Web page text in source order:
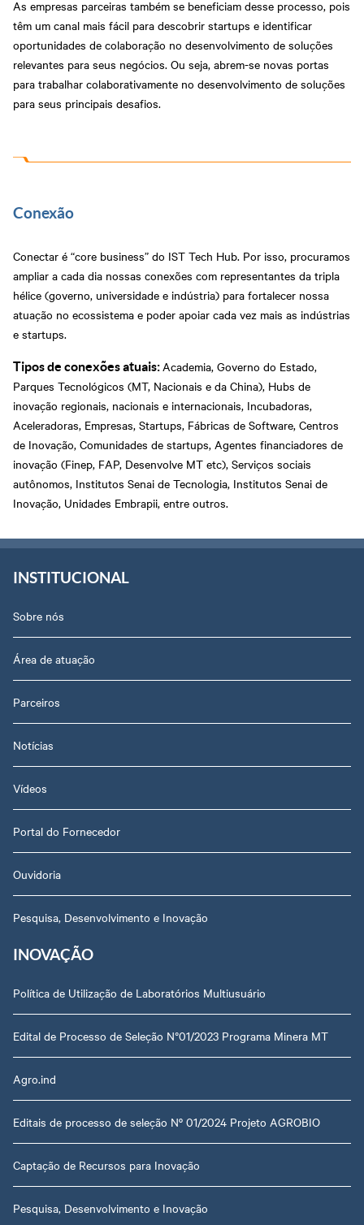
As empresas parceiras também se beneficiam desse processo, pois
têm um canal mais fácil para descobrir startups e identificar
oportunidades de colaboração no desenvolvimento de soluções
relevantes para seus negócios. Ou seja, abrem-se novas portas
para trabalhar colaborativamente no desenvolvimento de soluções
para seus principais desafios.
Conexão
Conectar é “core business” do IST Tech Hub. Por isso, procuramos
ampliar a cada dia nossas conexões com representantes da tripla
hélice (governo, universidade e indústria) para fortalecer nossa
atuação no ecossistema e poder apoiar cada vez mais as indústrias
e startups.
Tipos de conexões atuais:Academia, Governo do Estado,
Parques Tecnológicos (MT, Nacionais e da China), Hubs de
inovação regionais, nacionais e internacionais, Incubadoras,
Aceleradoras, Empresas, Startups, Fábricas de Software, Centros
de Inovação, Comunidades de startups, Agentes financiadores de
inovação (Finep, FAP, Desenvolve MT etc), Serviços sociais
autônomos, Institutos Senai de Tecnologia, Institutos Senai de
Inovação, Unidades Embrapii, entre outros.
INSTITUCIONAL
Sobre nós
Área de atuação
Parceiros
Notícias
Vídeos
Portal do Fornecedor
Ouvidoria
Pesquisa, Desenvolvimento e Inovação
INOVAÇÃO
Política de Utilização de Laboratórios Multiusuário
Edital de Processo de Seleção N°01/2023 Programa Minera MT
Agro.ind
Editais de processo de seleção Nº 01/2024 Projeto AGROBIO
Captação de Recursos para Inovação
Pesquisa, Desenvolvimento e Inovação